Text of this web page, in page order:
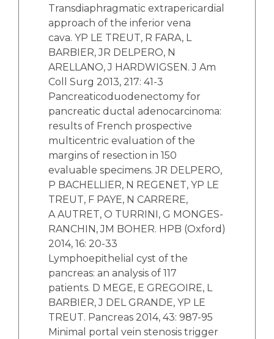
Transdiaphragmatic extrapericardial
approach of the inferior vena
cava. YP LE TREUT, R FARA, L
BARBIER, JR DELPERO, N
ARELLANO, J HARDWIGSEN. J Am
Coll Surg 2013, 217: 41-3
Pancreaticoduodenectomy for
pancreatic ductal adenocarcinoma:
results of French prospective
multicentric evaluation of the
margins of resection in 150
evaluable specimens. JR DELPERO,
P BACHELLIER, N REGENET, YP LE
TREUT, F PAYE, N CARRERE,
A AUTRET, O TURRINI, G MONGES-
RANCHIN, JM BOHER. HPB (Oxford)
2014, 16: 20-33
Lymphoepithelial cyst of the
pancreas: an analysis of 117
patients. D MEGE, E GREGOIRE, L
BARBIER, J DEL GRANDE, YP LE
TREUT. Pancreas 2014, 43: 987-95
Minimal portal vein stenosis trigger